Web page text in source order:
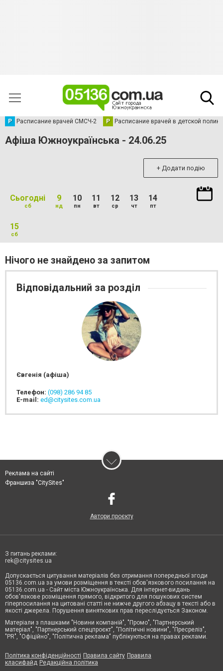
Р Расписание врачей СМСЧ-2 Р Расписание врачей в детской
Афіша Южноукраїнська - 24.06.25
+ Додати подію
Сьогодні
сб
9
нд
10
пн
11
вт
12
ср
13
чт
14
пт
15
сб
Нічого не знайдено за запитом
Відповідальний за розділ
Євгенія (афіша)
Телефон: (098) 286 94 85
E-mail: ed@citysites.com.ua
Реклама на сайті
Франшиза "CitySites"
Автори проєкту
З питань реклами:
rek@citysites.ua
Допускається цитування матеріалів без отримання попередньої згоди
05136.com.ua за умови розміщення в тексті обов'язкового посилання на
05136.com.ua - Сайт міста Южноукраїнська. Для інтернет-видань
обов'язкове розміщення прямого, відкритого для пошукових систем
гіперпосилання на цитовані статті не нижче другого абзацу в тексті або в
якості джерела. Порушення виняткових прав переслідується Законом.
Матеріали з плашками "Новини компаній", "Промо", "Партнерський
матеріал", "Партнерський спецпроєкт", "Політичні новини", "Пресреліз",
"PR", "Офіційно", "Політична реклама" публікуються на правах реклами.
Політика конфіденційності Правила сайту Правила
класифайд Редакційна політика